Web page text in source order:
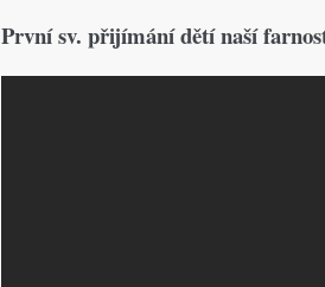
První sv. přijímání dětí naší